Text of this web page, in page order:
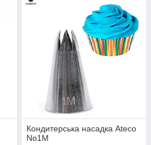
Кондитерська насадка Ateco
No1М